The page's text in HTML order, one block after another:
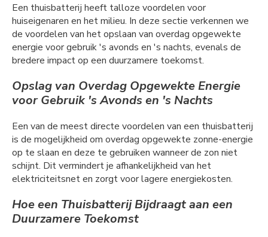
Een thuisbatterij heeft talloze voordelen voor
huiseigenaren en het milieu. In deze sectie verkennen we
de voordelen van het opslaan van overdag opgewekte
energie voor gebruik 's avonds en 's nachts, evenals de
bredere impact op een duurzamere toekomst.
Opslag van Overdag Opgewekte Energie
voor Gebruik 's Avonds en 's Nachts
Een van de meest directe voordelen van een thuisbatterij
is de mogelijkheid om overdag opgewekte zonne-energie
op te slaan en deze te gebruiken wanneer de zon niet
schijnt. Dit vermindert je afhankelijkheid van het
elektriciteitsnet en zorgt voor lagere energiekosten.
Hoe een Thuisbatterij Bijdraagt aan een
Duurzamere Toekomst